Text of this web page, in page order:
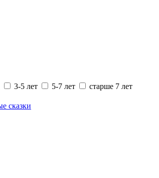
3-5 лет 5-7 лет старше 7 лет